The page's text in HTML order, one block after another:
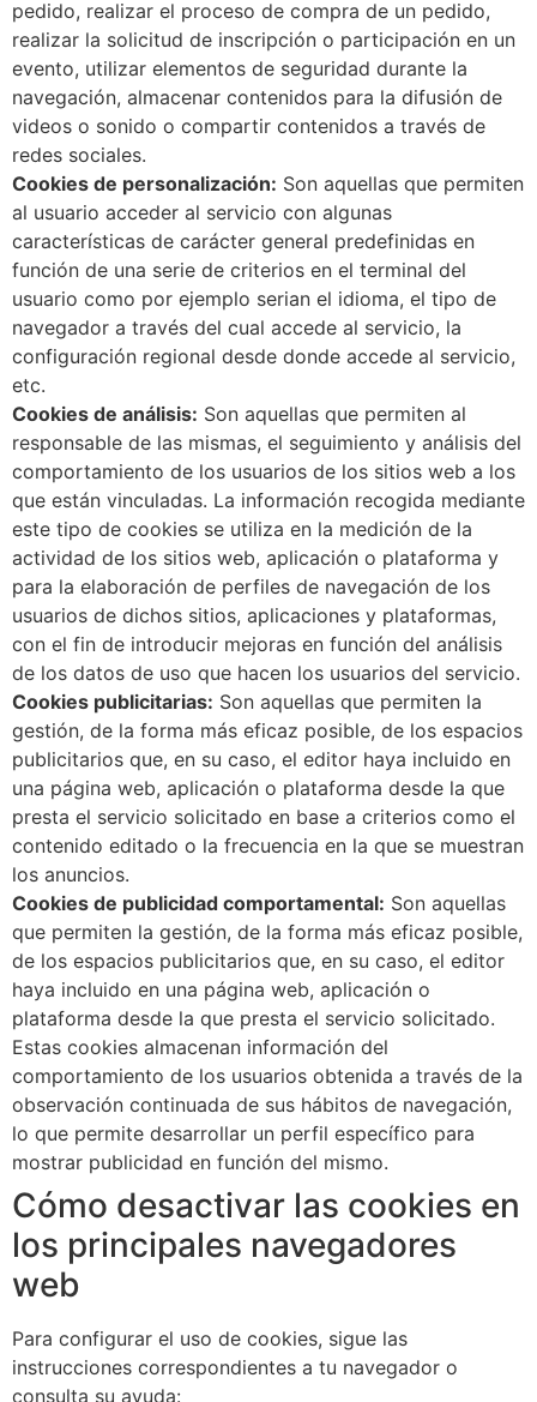
pedido, realizar el proceso de compra de un pedido,
realizar la solicitud de inscripción o participación en un
evento, utilizar elementos de seguridad durante la
navegación, almacenar contenidos para la difusión de
videos o sonido o compartir contenidos a través de
redes sociales.
Cookies de personalización: Son aquellas que permiten
al usuario acceder al servicio con algunas
características de carácter general predefinidas en
función de una serie de criterios en el terminal del
usuario como por ejemplo serian el idioma, el tipo de
navegador a través del cual accede al servicio, la
configuración regional desde donde accede al servicio,
etc.
Cookies de análisis: Son aquellas que permiten al
responsable de las mismas, el seguimiento y análisis del
comportamiento de los usuarios de los sitios web a los
que están vinculadas. La información recogida mediante
este tipo de cookies se utiliza en la medición de la
actividad de los sitios web, aplicación o plataforma y
para la elaboración de perfiles de navegación de los
usuarios de dichos sitios, aplicaciones y plataformas,
con el fin de introducir mejoras en función del análisis
de los datos de uso que hacen los usuarios del servicio.
Cookies publicitarias: Son aquellas que permiten la
gestión, de la forma más eficaz posible, de los espacios
publicitarios que, en su caso, el editor haya incluido en
una página web, aplicación o plataforma desde la que
presta el servicio solicitado en base a criterios como el
contenido editado o la frecuencia en la que se muestran
los anuncios.
Cookies de publicidad comportamental: Son aquellas
que permiten la gestión, de la forma más eficaz posible,
de los espacios publicitarios que, en su caso, el editor
haya incluido en una página web, aplicación o
plataforma desde la que presta el servicio solicitado.
Estas cookies almacenan información del
comportamiento de los usuarios obtenida a través de la
observación continuada de sus hábitos de navegación,
lo que permite desarrollar un perfil específico para
mostrar publicidad en función del mismo.
Cómo desactivar las cookies en
los principales navegadores
web
Para configurar el uso de cookies, sigue las
instrucciones correspondientes a tu navegador o
consulta su ayuda: